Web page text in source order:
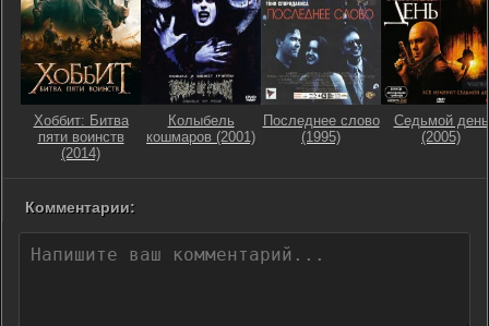
Хоббит: Битва
пяти воинств
(2014)
Колыбель
кошмаров (2001)
Последнее слово
(1995)
Седьмой день
(2005)
Комментарии: